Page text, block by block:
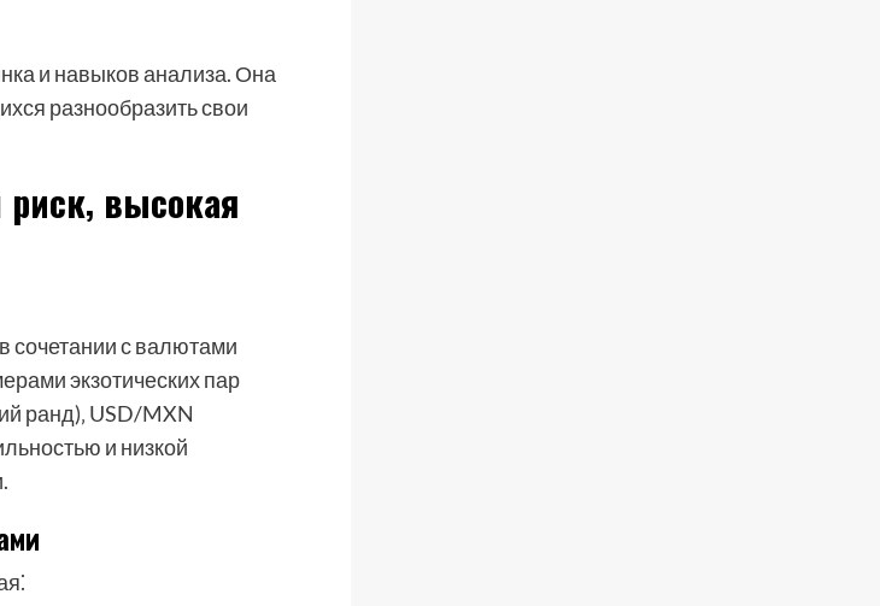
и навыков анализа. Она
разнообразить свои
высокая
сочетании с валютами
экзотических пар
ранд)‚ USD/MXN
и низкой